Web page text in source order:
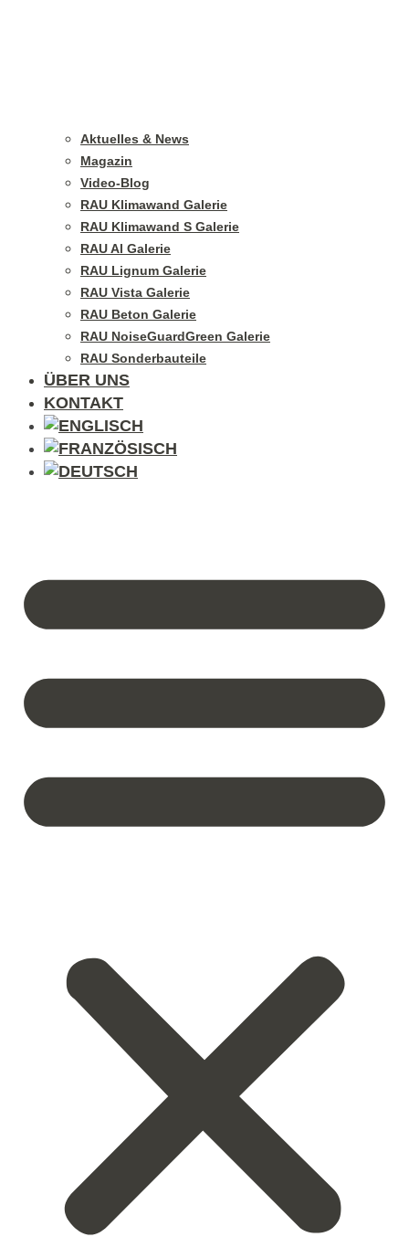
Aktuelles & News
Magazin
Video-Blog
RAU Klimawand Galerie
RAU Klimawand S Galerie
RAU Al Galerie
RAU Lignum Galerie
RAU Vista Galerie
RAU Beton Galerie
RAU NoiseGuardGreen Galerie
RAU Sonderbauteile
ÜBER UNS
KONTAKT